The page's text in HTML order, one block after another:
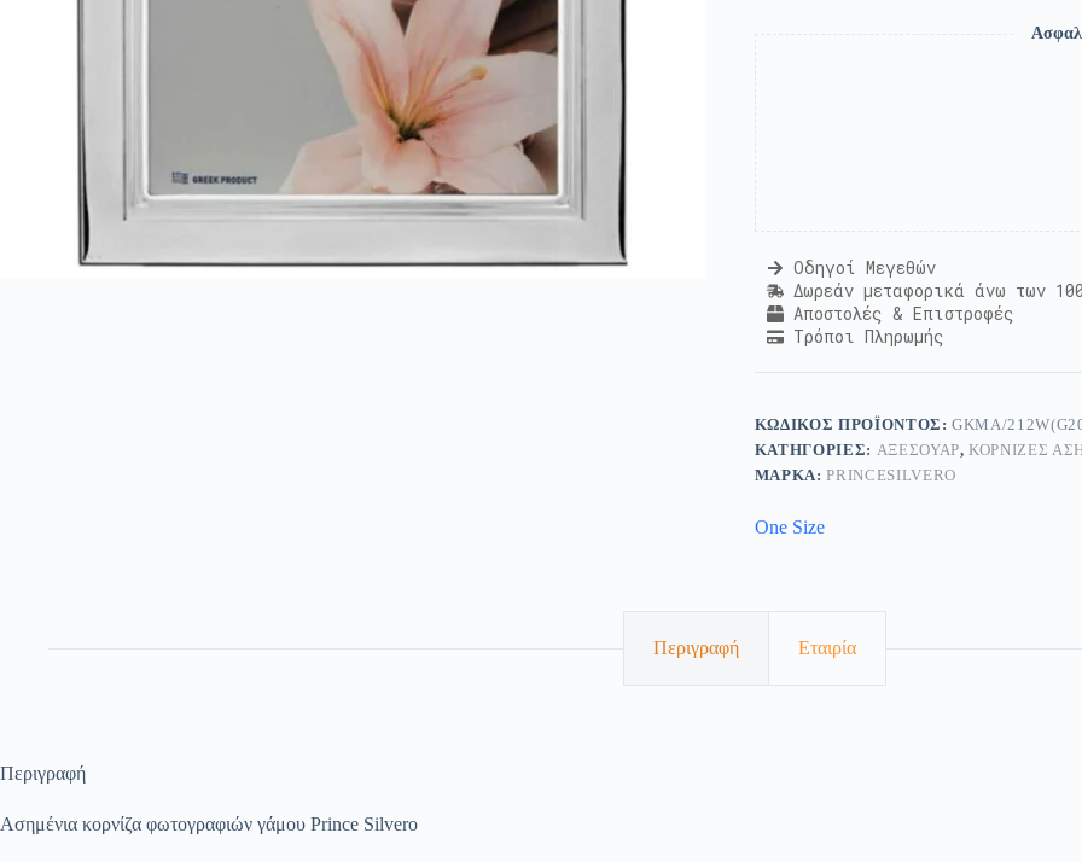
Οδηγοί Μεγεθών
Δωρεάν μεταφορικά άνω των
Αποστολές & Επιστροφές
Τρόποι Πληρωμής
ΚΩΔΙΚΌΣ ΠΡΟΪΌΝΤΟΣ:GKMA/
ΚΑΤΗΓΟΡΊΕΣ: ΑΞΕΣΟΥΆΡ,ΚΟΡΝΊΖΕΣ
ΜΆΡΚΑ:PRINCESILVERO
One Size
Περιγραφή Εταιρία
Περιγραφή
Ασημένια κορνίζα φωτογραφιών γάμου Prince Silvero